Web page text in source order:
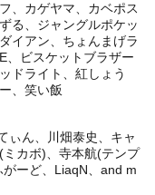
、カゲヤマ、カベポス
る、ジャングルポケッ
イアン、ちょんまげラ
、ビスケットブラザー
ドライト、紅しょう
、笑い飯
ぃん、川畑泰史、キャ
カボ)、寺本航(テンプ
ーど、LiaqN、and m